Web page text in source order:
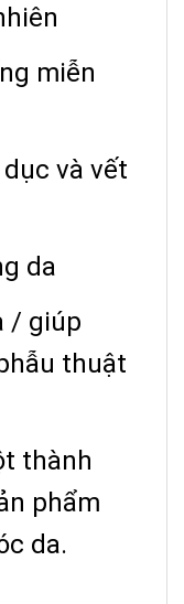
miễn
và vết
da
/ giúp
thuật
thành
phẩm
da.